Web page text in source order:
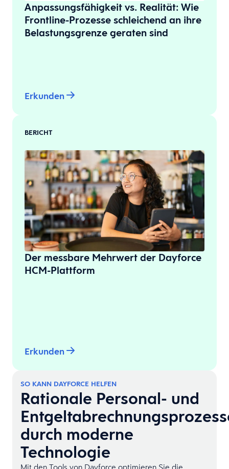
Anpassungsfähigkeit vs. Realität: Wie
Frontline-Prozesse schleichend an ihre
Belastungsgrenze geraten sind
Erkunden
BERICHT
Der messbare Mehrwert der Dayforce
HCM-Plattform
Erkunden
SO KANN DAYFORCE HELFEN
Rationale Personal- und
durch moderne
Technologie